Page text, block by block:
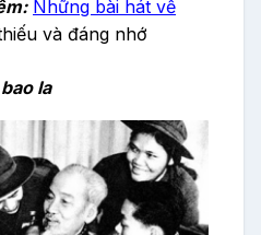
Những bài hát về
và đáng nhớ
la